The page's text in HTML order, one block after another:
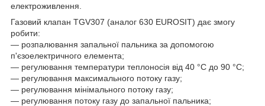
електроживлення.
Газовий клапан TGV307 (аналог 630 EUROSIT) дає змогу
робити:
— розпалювання запальної пальника за допомогою
п'єзоелектричного елемента;
— регулювання температури теплоносія від 40 °C до 90 °C;
— регулювання максимального потоку газу;
— регулювання мінімального потоку газу;
— регулювання потоку газу до запальної пальника;